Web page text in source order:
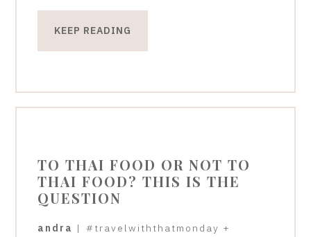
KEEP READING
TO THAI FOOD OR NOT TO
THAI FOOD? THIS IS THE
QUESTION
andra | #travelwiththatmonday +